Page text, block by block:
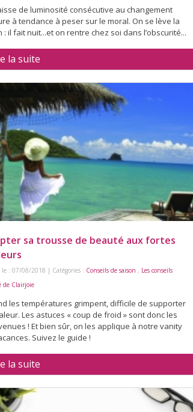
de luminosité consécutive au changement
à tendance à peser sur le moral. On se lève la
: il fait nuit...et on rentre chez soi dans l’obscurité...
la suite
sa trousse de beauté aux fortes
le : 07/08/2018 | Catégories : Conseils de saison , Les conseils
de Clairjoie
les températures grimpent, difficile de supporter
Les astuces « coup de froid » sont donc les
! Et bien sûr, on les applique à notre vanity
Suivez le guide !
la suite